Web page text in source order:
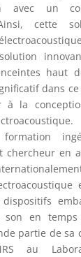
avec un
Ainsi, cette
haut
dans
à la
formation
chercheur en
son en
partie de sa
au